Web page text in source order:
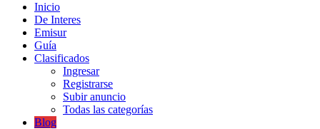
Inicio
De Interes
Emisur
Guía
Clasificados
Ingresar
Registrarse
Subir anuncio
Todas las categorías
Blog